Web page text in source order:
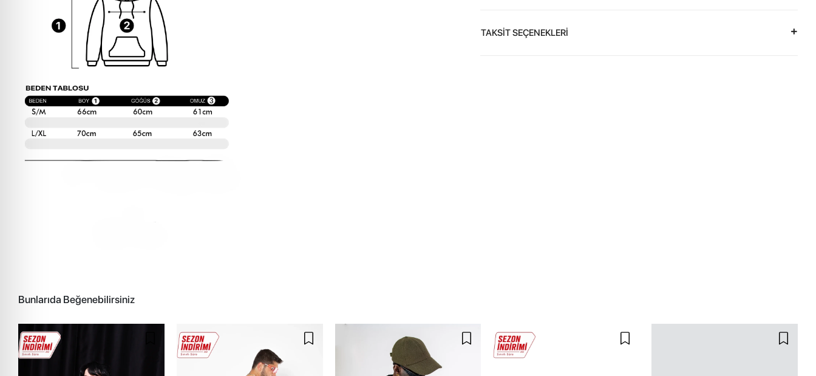
TAKSİT SEÇENEKLERİ
Bunlarıda Beğenebilirsiniz